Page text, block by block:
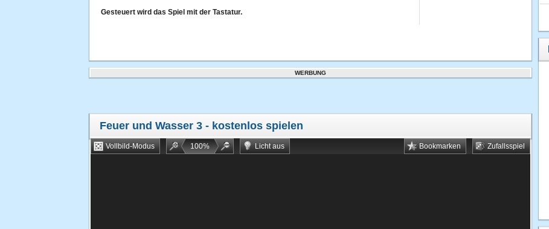
Gesteuert wird das Spiel mit der Tastatur.
WERBUNG
Feuer und Wasser 3 - kostenlos spielen
Vollbild-Modus 100% Licht aus Zufallsspiel
Bookmarken